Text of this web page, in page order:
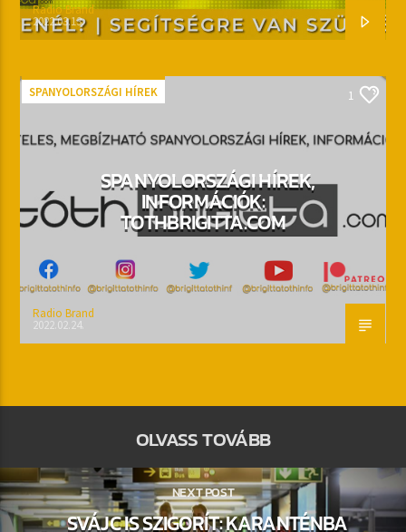
Radio Brand
2022.03.13.
SPANYOLORSZÁGI HÍREK 1
SPANYOLORSZÁGI HÍREK,
INFORMÁCIÓK:
TOTHBRIGITTA.COM
Radio Brand
2022.02.24.
OLVASS TOVÁBB
NEXT POST
SVÁJC IS SZIGORÍT: KARANTÉNBA